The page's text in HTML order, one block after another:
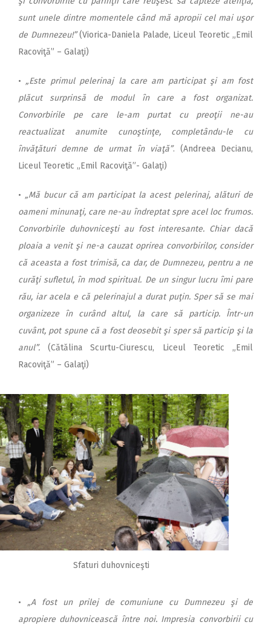
sunt unele dintre momentele când mă apropii cel mai uşor
de Dumnezeu!”(Viorica-Daniela Palade, Liceul Teoretic „Emil
Racoviţă” – Galaţi)
• „Este primul pelerinaj la care am participat şi am fost
plăcut surprinsă de modul în care a fost organizat.
Convorbirile pe care le-am purtat cu preoţii ne-au
reactualizat anumite cunoştinţe, completându-le cu
învăţături demne de urmat în viaţă”. (Andreea Decianu,
Liceul Teoretic „Emil Racoviţă”- Galaţi)
• „Mă bucur că am participat la acest pelerinaj, alături de
oameni minunaţi, care ne-au îndreptat spre acel loc frumos.
Convorbirile duhovniceşti au fost interesante. Chiar dacă
ploaia a venit şi ne-a cauzat oprirea convorbirilor, consider
că aceasta a fost trimisă, ca dar, de Dumnezeu, pentru a ne
curăţi sufletul, în mod spiritual. De un singur lucru îmi pare
rău, iar acela e că pelerinajul a durat puţin. Sper să se mai
organizeze în curând altul, la care să particip. Într-un
cuvânt, pot spune că a fost deosebit şi sper să particip şi la
anul”. (Cătălina Scurtu-Ciurescu, Liceul Teoretic „Emil
Racoviţă” – Galaţi)
Sfaturi duhovniceşti
• „A fost un prilej de comuniune cu Dumnezeu şi de
apropiere duhovnicească între noi. Impresia convorbirii cu